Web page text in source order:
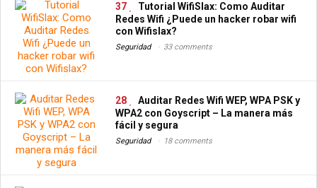
37
Tutorial WifiSlax: Como Auditar
Redes Wifi ¿Puede un hacker robar wifi
con Wifislax?
Seguridad 33 comments
28
Auditar Redes Wifi WEP, WPA PSK y
WPA2 con Goyscript – La manera más
fácil y segura
Seguridad 18 comments